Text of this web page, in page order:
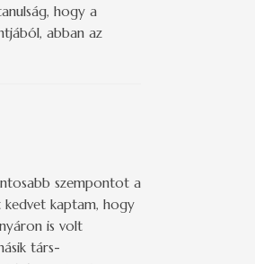
hogy a
abban az
szempontot a
kaptam, hogy
is volt
társ-